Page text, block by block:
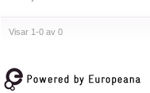
Visar 1-0 av 0